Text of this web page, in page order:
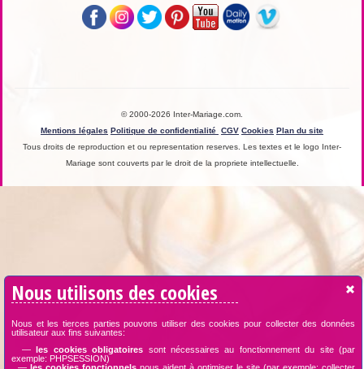
© 2000-2026 Inter-Mariage.com.
Mentions légales Politique de confidentialité CGV Cookies Plan du site
Tous droits de reproduction et ou representation reserves. Les textes et le logo Inter-
Mariage sont couverts par le droit de la propriete intellectuelle.
Nous utilisons des cookies
Nous et les tierces parties pouvons utiliser des cookies pour collecter des données
utilisateur aux fins suivantes:
—les cookies obligatoires sont nécessaires au fonctionnement du site (par
exemple: PHPSESSION)